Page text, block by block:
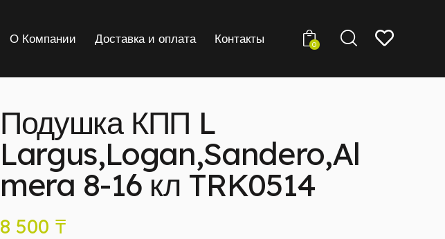
О Компании Доставка и оплата Контакты 0
Подушка КПП L
Largus,Logan,Sandero,Al
mera 8-16 кл TRK0514
8 500 ₸